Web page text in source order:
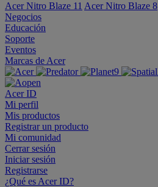
Acer Nitro Blaze 11 Acer Nitro Blaze 8
Negocios
Educación
Soporte
Eventos
Marcas de Acer
Acer ID
Mi perfil
Mis productos
Registrar un producto
Mi comunidad
Cerrar sesión
Iniciar sesión
Registrarse
¿Qué es Acer ID?